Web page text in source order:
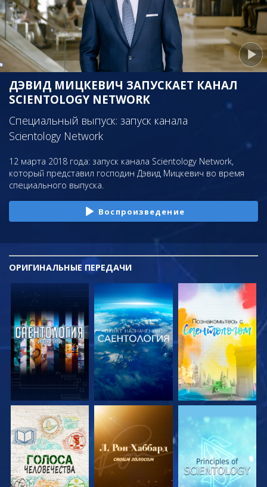
ДЭВИД МИЦКЕВИЧ ЗАПУСКАЕТ КАНАЛ
SCIENTOLOGY NETWORK
Специальный выпуск: запуск канала
Scientology Network
12 марта 2018 года: запуск канала Scientology Network,
который представил господин Дэвид Мицкевич во время
специального выпуска.
Воспроизведение
ОРИГИНАЛЬНЫЕ ПЕРЕДАЧИ
СМОТРЕТЬ
ПЕРЕДАЧИ
СМОТРЕТЬ
ПЕРЕДАЧИ
СМОТРЕТЬ
ПЕРЕДАЧИ